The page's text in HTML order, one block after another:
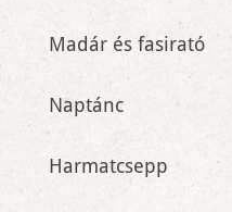
Madár és fasirató
Naptánc
Harmatcsepp